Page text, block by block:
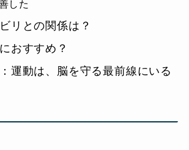
した
リとの関係は？
おすすめ？
運動は、脳を守る最前線にいる